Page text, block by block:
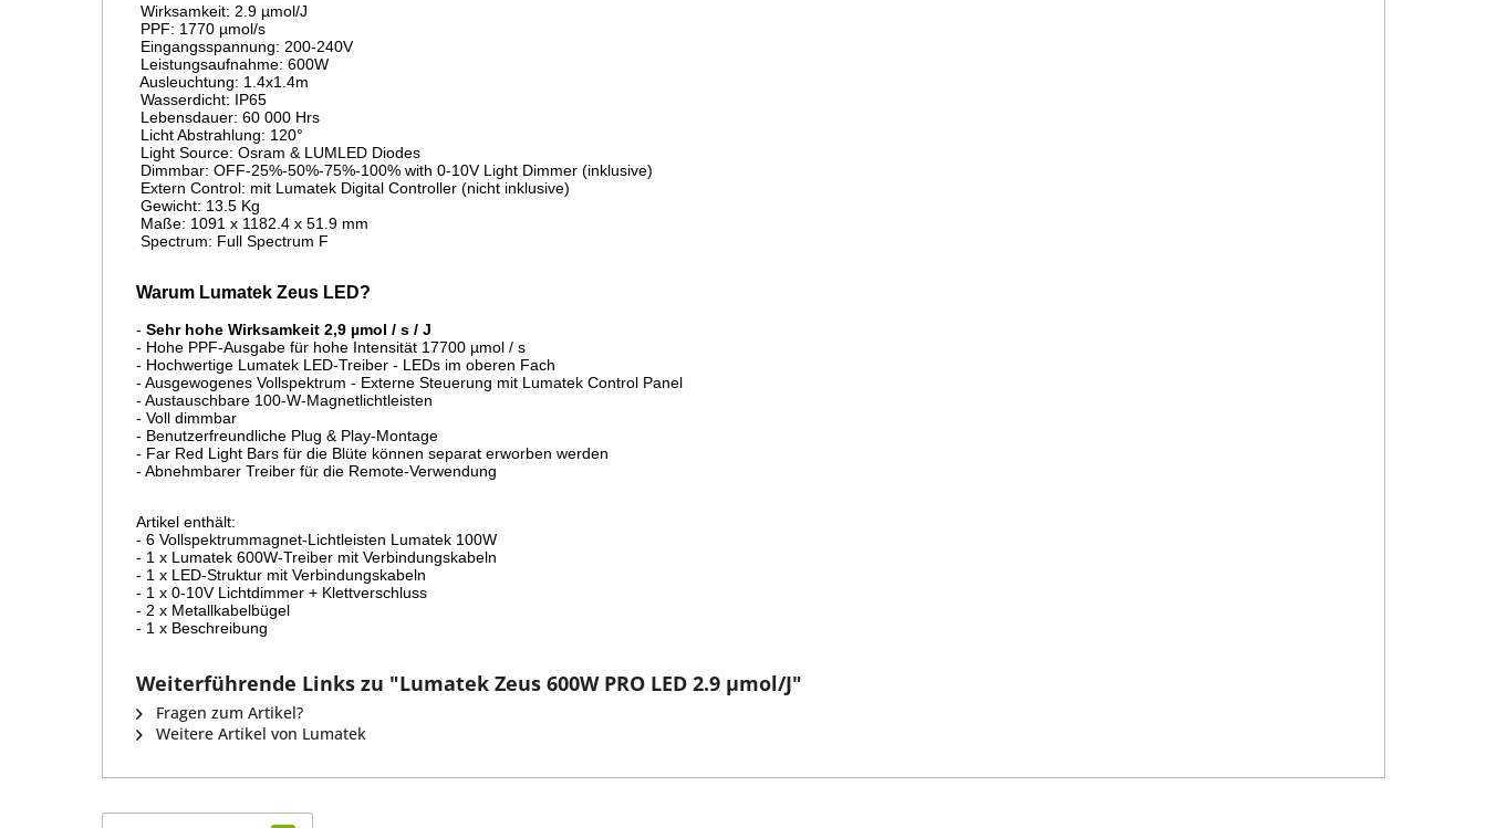
Wirksamkeit: 2.9 µmol/J
PPF: 1770 µmol/s
Eingangsspannung: 200-240V
Leistungsaufnahme: 600W
Ausleuchtung: 1.4x1.4m
Wasserdicht: IP65
Lebensdauer: 60 000 Hrs
Licht Abstrahlung: 120°
Light Source: Osram & LUMLED Diodes
Dimmbar: OFF-25%-50%-75%-100% with 0-10V Light Dimmer (inklusive)
Extern Control: mit Lumatek Digital Controller (nicht inklusive)
Gewicht: 13.5 Kg
Maße: 1091 x 1182.4 x 51.9 mm
Spectrum: Full Spectrum F
Warum Lumatek Zeus LED?
- Sehr hohe Wirksamkeit 2,9 µmol / s / J
- Hohe PPF-Ausgabe für hohe Intensität 17700 µmol / s
- Hochwertige Lumatek LED-Treiber - LEDs im oberen Fach
- Ausgewogenes Vollspektrum - Externe Steuerung mit Lumatek Control Panel
- Austauschbare 100-W-Magnetlichtleisten
- Voll dimmbar
- Benutzerfreundliche Plug & Play-Montage
- Far Red Light Bars für die Blüte können separat erworben werden
- Abnehmbarer Treiber für die Remote-Verwendung
Artikel enthält:
- 6 Vollspektrummagnet-Lichtleisten Lumatek 100W
- 1 x Lumatek 600W-Treiber mit Verbindungskabeln
- 1 x LED-Struktur mit Verbindungskabeln
- 1 x 0-10V Lichtdimmer + Klettverschluss
- 2 x Metallkabelbügel
- 1 x Beschreibung
Weiterführende Links zu "Lumatek Zeus 600W PRO LED 2.9 µmol/J"
Fragen zum Artikel?
Weitere Artikel von Lumatek